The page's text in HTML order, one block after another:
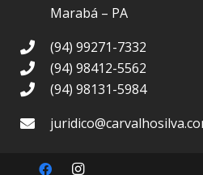
Marabá – PA
(94) 99271-7332
(94) 98412-5562
(94) 98131-5984